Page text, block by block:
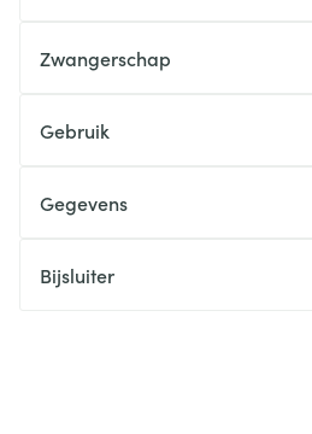
Zwangerschap
Gebruik
Gegevens
Bijsluiter